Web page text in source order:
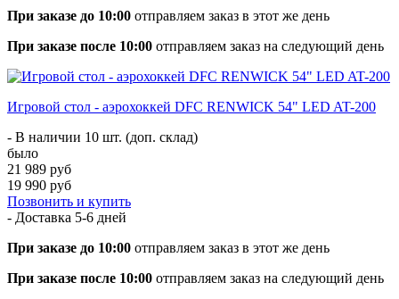
При заказе до 10:00 отправляем заказ в этот же день
При заказе после 10:00 отправляем заказ на следующий день
Игровой стол - аэрохоккей DFC RENWICK 54" LED AT-200
- В наличии 10 шт. (доп. склад)
было
21 989 руб
19 990 руб
Позвонить и купить
- Доставка 5-6 дней
При заказе до 10:00 отправляем заказ в этот же день
При заказе после 10:00 отправляем заказ на следующий день